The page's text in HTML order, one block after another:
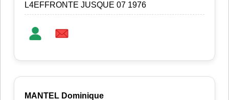
L4EFFRONTE JUSQUE 07 1976
MANTEL Dominique